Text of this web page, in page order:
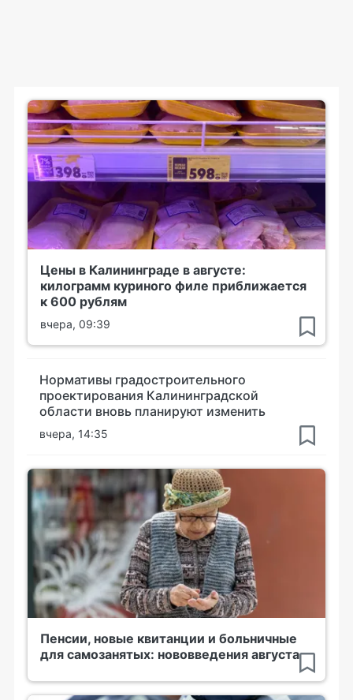
Цены в Калининграде в августе:
килограмм куриного филе приближается
к 600 рублям
вчера, 09:39
Нормативы градостроительного
проектирования Калининградской
области вновь планируют изменить
вчера, 14:35
Пенсии, новые квитанции и больничные
для самозанятых: нововведения августа